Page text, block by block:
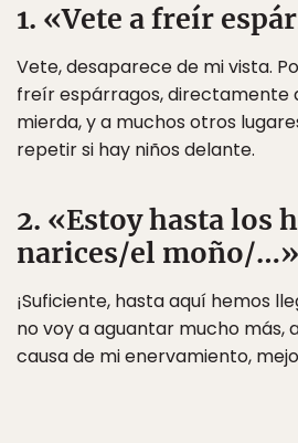
1. «Vete a freír
Vete, desaparece de mi vista.
freír espárragos, directamente
mierda, y a muchos otros
repetir si hay niños delante.
2. «Estoy hasta los
narices/el moño/…»
¡Suficiente, hasta aquí hemos
no voy a aguantar mucho más,
causa de mi enervamiento,